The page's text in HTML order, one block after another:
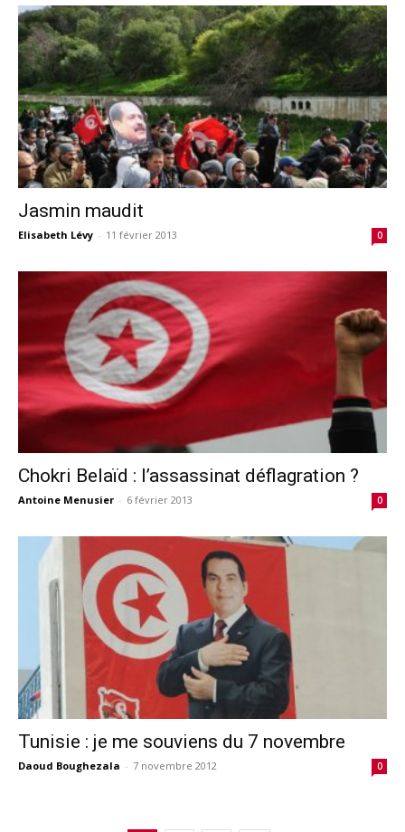
Jasmin maudit
Elisabeth Lévy - 11 février 2013 0
Chokri Belaïd : l’assassinat déflagration ?
Antoine Menusier - 6 février 2013 0
Tunisie : je me souviens du 7 novembre
Daoud Boughezala - 7 novembre 2012 0